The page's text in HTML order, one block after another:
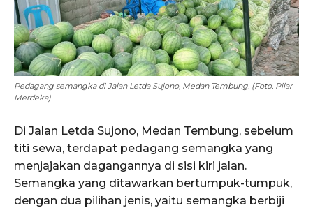
Pedagang semangka di Jalan Letda Sujono, Medan Tembung. (Foto. Pilar
Merdeka)
Di Jalan Letda Sujono, Medan Tembung, sebelum
titi sewa, terdapat pedagang semangka yang
menjajakan dagangannya di sisi kiri jalan.
Semangka yang ditawarkan bertumpuk-tumpuk,
dengan dua pilihan jenis, yaitu semangka berbiji